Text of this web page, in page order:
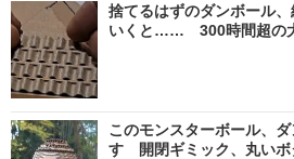
捨てるはずのダンボール
いくと…… 300時間超の
このモンスターボール、
す 開閉ギミック、丸いボ